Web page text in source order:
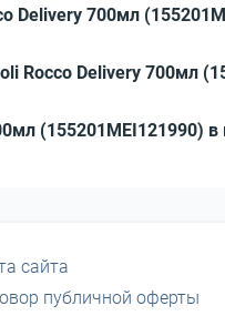
Delivery 700мл
Rocco Delivery 700мл
(155201MEI121990) в
сайта
публичной оферты